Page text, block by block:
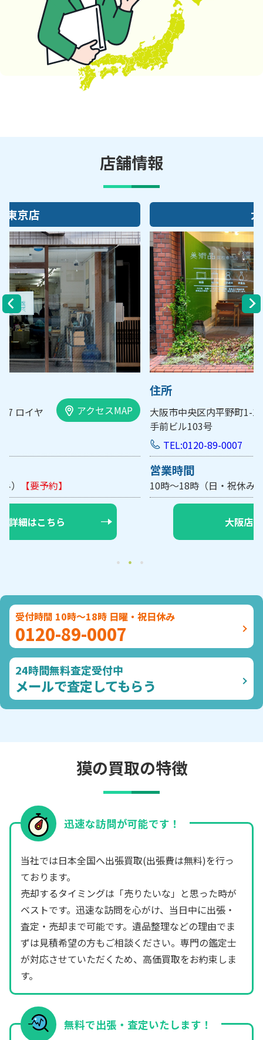
店舗情報
大阪市中央区内平野町1-1-5 西大
手前ビル103号
アクセスMAP
10時～18時（日・祝休み/土曜は不定休）【要予約】
大阪店詳細はこちら
受付時間 10時～18時 日曜・祝日休み
0120-89-0007
24時間無料査定受付中
メールで査定してもらう
獏の買取の特徴
迅速な訪問が可能です！
当社では日本全国へ出張買取(出張費は無料)を行っ
ております。
売却するタイミングは「売りたいな」と思った時が
ベストです。迅速な訪問を心がけ、当日中に出張・
査定・売却まで可能です。遺品整理などの理由でま
ずは見積希望の方もご相談ください。専門の鑑定士
が対応させていただくため、高価買取をお約束しま
す。
無料で出張・査定いたします！